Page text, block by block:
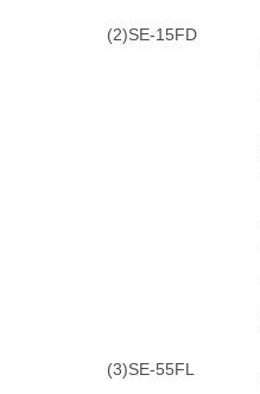
(2)SE-15FD
(3)SE-55FL